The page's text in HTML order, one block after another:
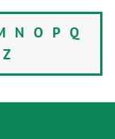
N O P Q
Z